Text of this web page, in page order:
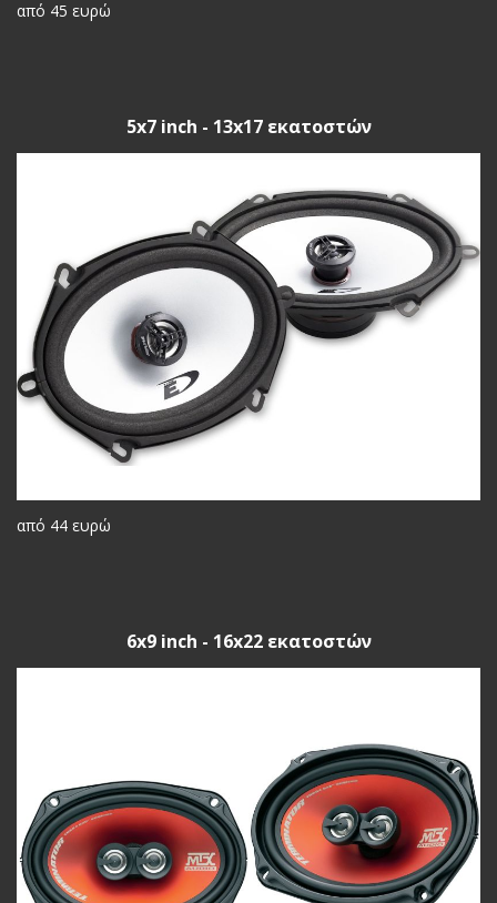
από 45 ευρώ
5x7 inch - 13x17 εκατοστών
από 44 ευρώ
6x9 inch - 16x22 εκατοστών